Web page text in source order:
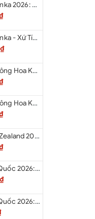
Du lịch Sri Lanka 2026: Khám Phá Xứ Tích Lan
Du lịch Sri Lanka - Xứ Tích Lan 2026: Tham Dự Lễ Hội Rước Xá Lợi Răng Phật
Du Lịch Bờ Đông Hoa Kỳ 2026: Washington DC - Philadelphia - New York - Boston - New Hampshire White Mountains - Albany - Niagara Falls - Buffalo - Corning - New York
Du Lịch Bờ Đông Hoa Kỳ 2026: New York - Boston - New Hampshire - Artist’s Bluff - Echo Lake Kancamagus Highway - White Mountains - Albany - Buffalo Niagara Falls - Corning - Washington DC
Du lịch New Zealand 2026: Tour Auckland - Waitomo - Taupo - Rotorua - Matamata - Hamilton
Du lịch Hàn Quốc 2026: Tour Hà Nội - Busan - Gyeongju - Seoul - Đảo Nami - Tàu Điện Ven Biển Haeundae - Cầu Kính Oryukdo - Làng Văn Hóa Huinnyeoul
Du lịch Hàn Quốc 2026: Tour Hà Nội - Seoul - Nami - Everland - Painter Show - Thư Viện Sách